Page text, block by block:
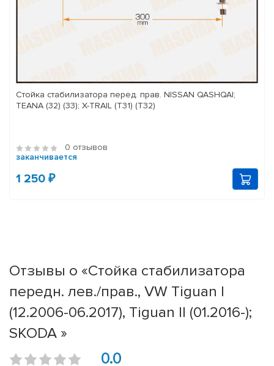
Стойка стабилизатора перед. прав. NISSAN QASHQAI;
TEANA (32) (33); X-TRAIL (T31) (T32)
0 отзывов
заканчивается
1 250 ₽
Отзывы о «Стойка стабилизатора
передн. лев./прав., VW Tiguan I
(12.2006-06.2017), Tiguan II (01.2016-);
SKODA »
0.0